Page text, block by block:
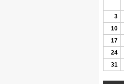
3
10
17
24
31